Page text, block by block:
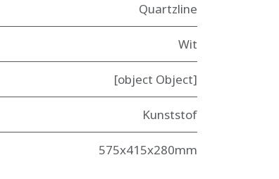
Quartzline
Wit
[object Object]
Kunststof
575x415x280mm